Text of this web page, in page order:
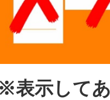
※表示して